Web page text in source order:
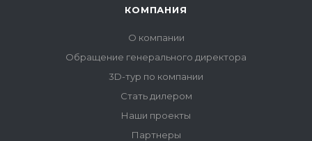
КОМПАНИЯ
О компании
Обращение генерального директора
3D-тур по компании
Стать дилером
Наши проекты
Партнеры